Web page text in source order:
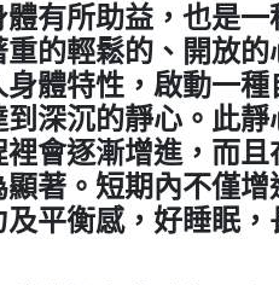
有所助益，也是一
的輕鬆的、開放的
體特性，啟動一種
深沉的靜心。此靜
會逐漸增進，而且
著。短期內不僅增
平衡感，好睡眠，